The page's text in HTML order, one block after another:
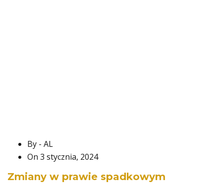
By - AL
On 3 stycznia, 2024
Zmiany w prawie spadkowym